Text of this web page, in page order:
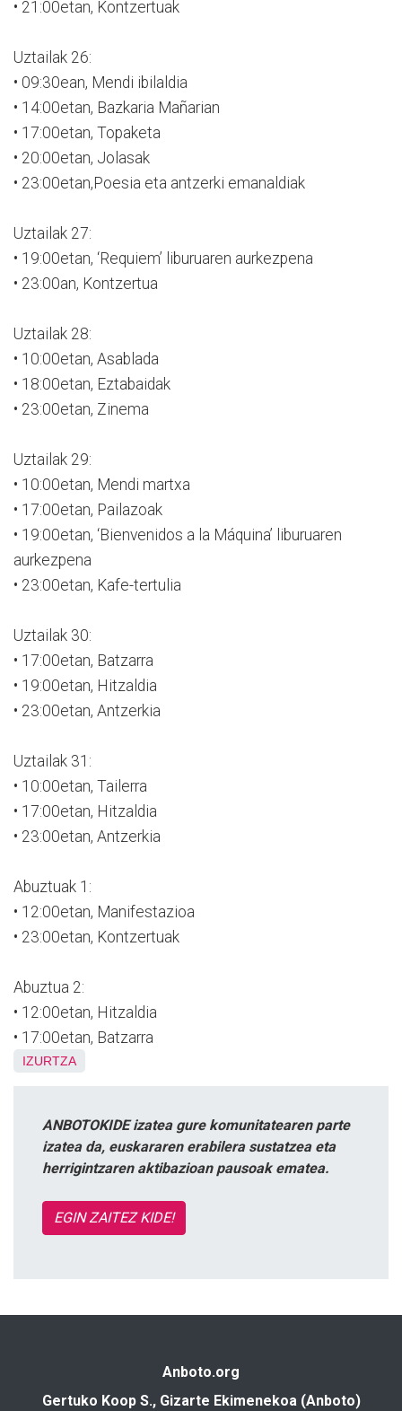
• 21:00etan, Kontzertuak
Uztailak 26:
• 09:30ean, Mendi ibilaldia
• 14:00etan, Bazkaria Mañarian
• 17:00etan, Topaketa
• 20:00etan, Jolasak
• 23:00etan,Poesia eta antzerki emanaldiak
Uztailak 27:
• 19:00etan, ‘Requiem’ liburuaren aurkezpena
• 23:00an, Kontzertua
Uztailak 28:
• 10:00etan, Asablada
• 18:00etan, Eztabaidak
• 23:00etan, Zinema
Uztailak 29:
• 10:00etan, Mendi martxa
• 17:00etan, Pailazoak
• 19:00etan, ‘Bienvenidos a la Máquina’ liburuaren
aurkezpena
• 23:00etan, Kafe-tertulia
Uztailak 30:
• 17:00etan, Batzarra
• 19:00etan, Hitzaldia
• 23:00etan, Antzerkia
Uztailak 31:
• 10:00etan, Tailerra
• 17:00etan, Hitzaldia
• 23:00etan, Antzerkia
Abuztuak 1:
• 12:00etan, Manifestazioa
• 23:00etan, Kontzertuak
Abuztua 2:
• 12:00etan, Hitzaldia
• 17:00etan, Batzarra
IZURTZA
ANBOTOKIDE izatea gure komunitatearen parte
izatea da, euskararen erabilera sustatzea eta
herrigintzaren aktibazioan pausoak ematea.
EGIN ZAITEZ KIDE!
Anboto.org
Gertuko Koop S., Gizarte Ekimenekoa (Anboto)